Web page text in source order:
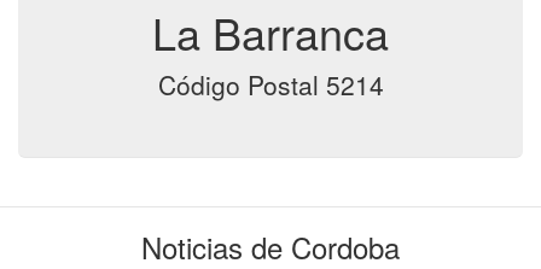
La Barranca
Código Postal 5214
Noticias de Cordoba